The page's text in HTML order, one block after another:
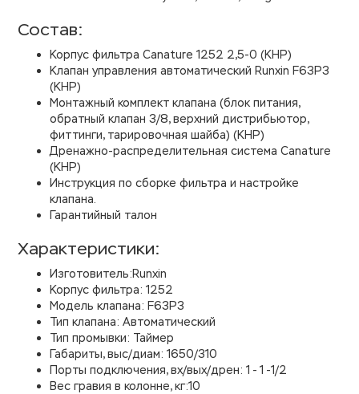
Состав:
Корпус фильтра Canature 1252 2,5-0 (КНР)
Клапан управления автоматический Runxin F63P3
(КНР)
Монтажный комплект клапана (блок питания,
обратный клапан 3/8, верхний дистрибьютор,
фиттинги, тарировочная шайба) (КНР)
Дренажно-распределительная система Canature
(КНР)
Инструкция по сборке фильтра и настройке
клапана.
Гарантийный талон
Характеристики:
Изготовитель:Runxin
Корпус фильтра: 1252
Модель клапана: F63P3
Тип клапана: Автоматический
Тип промывки: Таймер
Габариты, выс/диам: 1650/310
Порты подключения, вх/вых/дрен: 1 - 1 -1/2
Вес гравия в колонне, кг:10